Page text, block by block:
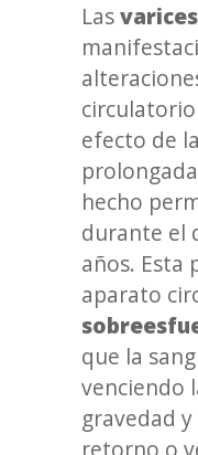
Lasvarices
efecto de
hecho
durante el
años. Esta
aparato
que la
venciendo
gravedad